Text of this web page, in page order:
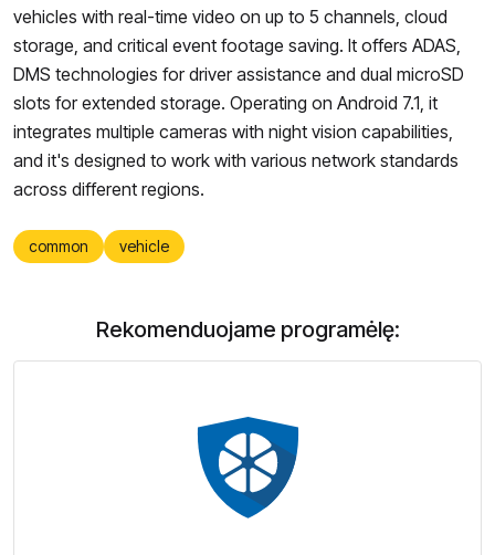
vehicles with real-time video on up to 5 channels, cloud
storage, and critical event footage saving. It offers ADAS,
DMS technologies for driver assistance and dual microSD
slots for extended storage. Operating on Android 7.1, it
integrates multiple cameras with night vision capabilities,
and it's designed to work with various network standards
across different regions.
common vehicle
Rekomenduojame programėlę: